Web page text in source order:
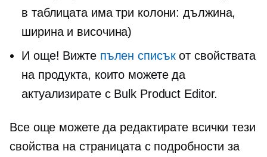
в таблицата има три колони: дължина,
ширина и височина)
И още! Вижте пълен списъкот свойствата
на продукта, които можете да
актуализирате с Bulk Product Editor.
Все още можете да редактирате всички тези
свойства на страницата с подробности за